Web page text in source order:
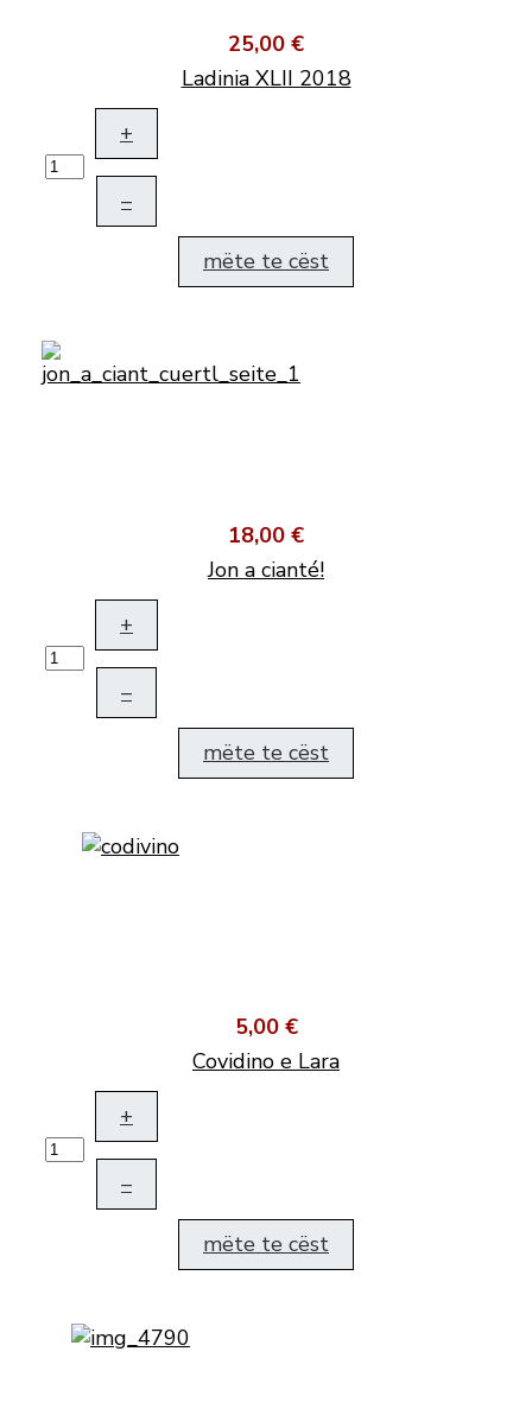
25,00 €
Ladinia XLII 2018
+
–
mëte te cëst
18,00 €
Jon a cianté!
+
–
mëte te cëst
5,00 €
Covidino e Lara
+
–
mëte te cëst